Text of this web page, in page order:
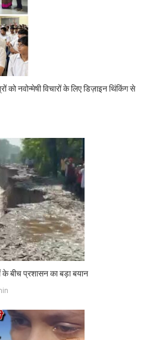
को नवोन्मेषी विचारों के लिए डिज़ाइन थिंकिंग से
बीच प्रशासन का बड़ा बयान